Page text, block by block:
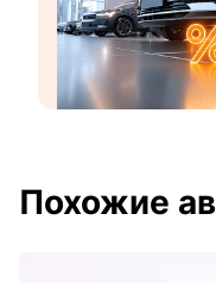
Похожие